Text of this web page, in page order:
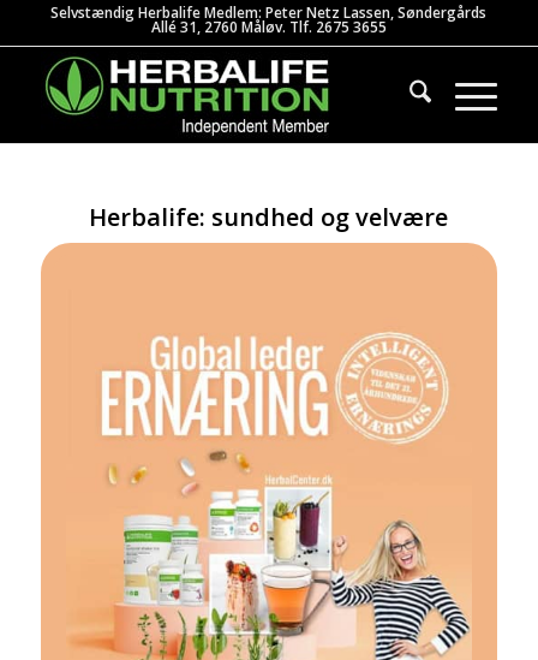
Selvstændig Herbalife Medlem: Peter Netz Lassen, Søndergårds
Allé 31, 2760 Måløv. Tlf. 2675 3655
Herbalife: sundhed og velvære